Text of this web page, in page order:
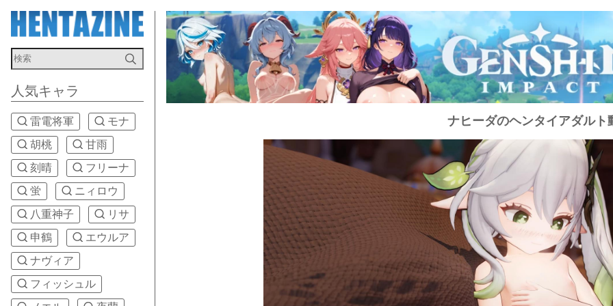
人気キャラ
雷電将軍
モナ
胡桃
甘雨
刻晴
フリーナ
蛍
ニィロウ
八重神子
リサ
申鶴
エウルア
ナヴィア
フィッシュル
ナヒーダのヘンタイアダルト